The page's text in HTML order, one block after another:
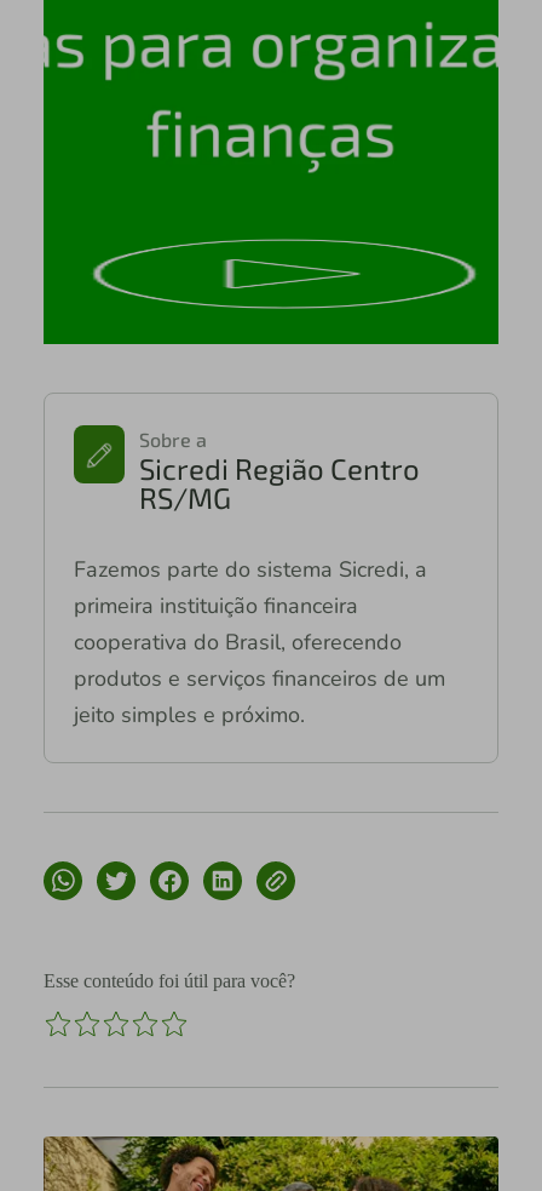
Sobre a
Sicredi Região Centro
RS/MG
Fazemos parte do sistema Sicredi, a
primeira instituição financeira
cooperativa do Brasil, oferecendo
produtos e serviços financeiros de um
jeito simples e próximo.
Esse conteúdo foi útil para você?